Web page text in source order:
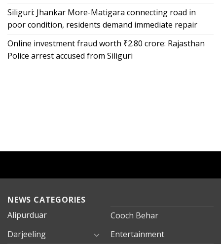
Siliguri: Jhankar More-Matigara connecting road in
poor condition, residents demand immediate repair
Online investment fraud worth ₹2.80 crore: Rajasthan
Police arrest accused from Siliguri
NEWS CATEGORIES
Alipurduar
Cooch Behar
Darjeeling
Entertainment